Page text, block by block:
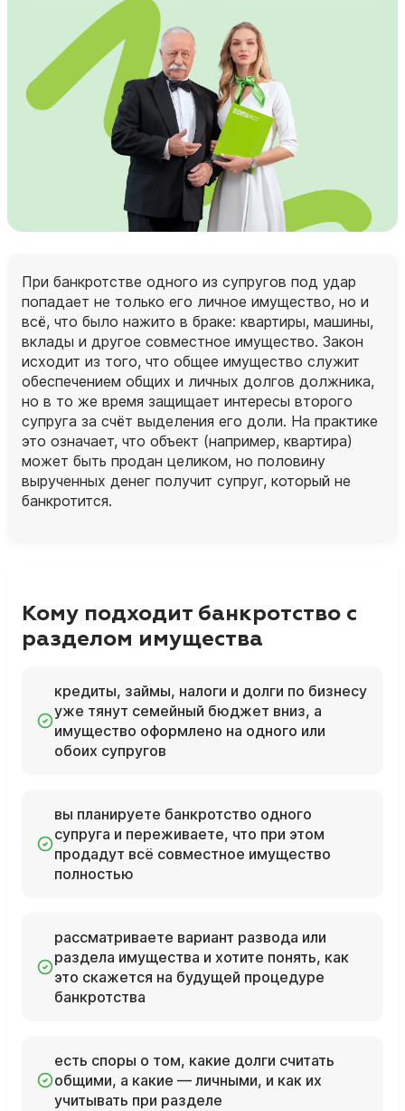
При банкротстве одного из супругов под удар
попадает не только его личное имущество, но и
всё, что было нажито в браке: квартиры, машины,
вклады и другое совместное имущество. Закон
исходит из того, что общее имущество служит
обеспечением общих и личных долгов должника,
но в то же время защищает интересы второго
супруга за счёт выделения его доли. На практике
это означает, что объект (например, квартира)
может быть продан целиком, но половину
вырученных денег получит супруг, который не
банкротится.
Кому подходит банкротство с
разделом имущества
кредиты, займы, налоги и долги по бизнесу
уже тянут семейный бюджет вниз, а
имущество оформлено на одного или
обоих супругов
вы планируете банкротство одного
супруга и переживаете, что при этом
продадут всё совместное имущество
полностью
рассматриваете вариант развода или
раздела имущества и хотите понять, как
это скажется на будущей процедуре
банкротства
есть споры о том, какие долги считать
общими, а какие — личными, и как их
учитывать при разделе